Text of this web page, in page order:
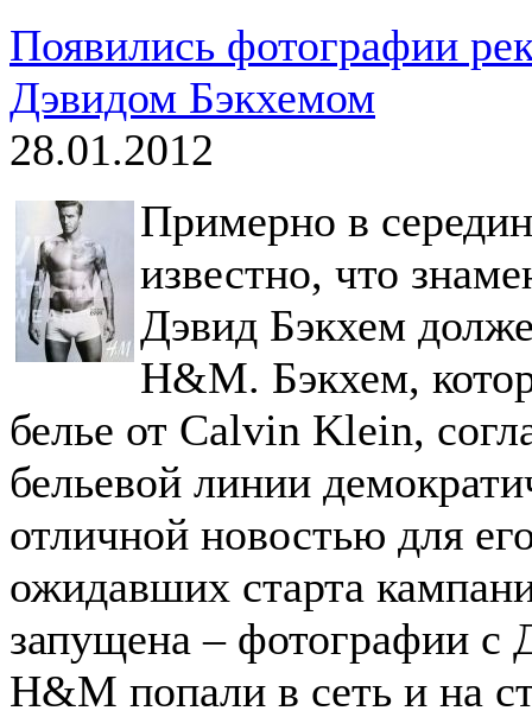
Появились фотографии
Дэвидом Бэкхемом
28.01.2012
Примерно в
известно, что
Дэвид Бэкхем
H&M. Бэкхем,
белье от Calvin Klein,
бельевой линии
отличной новостью для
ожидавших старта
запущена – фотографии с
H&M попали в сеть и на